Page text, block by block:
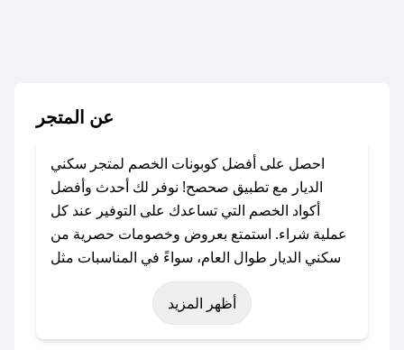
عن المتجر
احصل على أفضل كوبونات الخصم لمتجر سكني
الديار مع تطبيق صحصح! نوفر لك أحدث وأفضل
أكواد الخصم التي تساعدك على التوفير عند كل
عملية شراء. استمتع بعروض وخصومات حصرية من
سكني الديار طوال العام، سواءً في المناسبات مثل
عيد الفطر، عيد الأضحى، الجمعة البيضاء (شهر
نوفمبر)، رمضان، اليوم الوطني، يوم التأسيس، أو
حتى عروض خاصة أخرى.
أظهر المزيد